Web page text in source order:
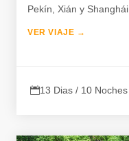
Pekín, Xián y Shanghái.
VER VIAJE →
13 Dias / 10 Noches